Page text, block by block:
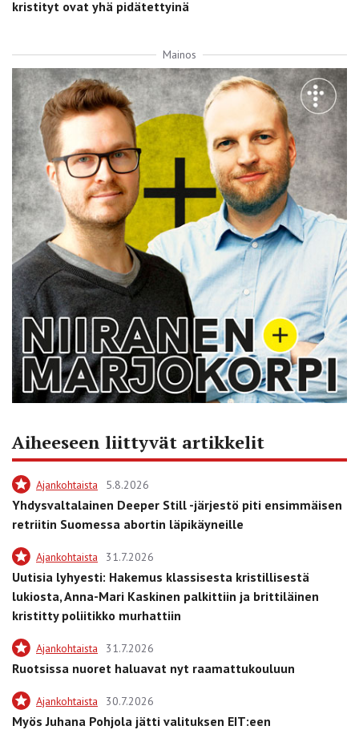
kristityt ovat yhä pidätettyinä
Mainos
Aiheeseen liittyvät artikkelit
Ajankohtaista 5.8.2026
Yhdysvaltalainen Deeper Still -järjestö piti ensimmäisen
retriitin Suomessa abortin läpikäyneille
Ajankohtaista 31.7.2026
Uutisia lyhyesti: Hakemus klassisesta kristillisestä
lukiosta, Anna-Mari Kaskinen palkittiin ja brittiläinen
kristitty poliitikko murhattiin
Ajankohtaista 31.7.2026
Ruotsissa nuoret haluavat nyt raamattukouluun
Ajankohtaista 30.7.2026
Myös Juhana Pohjola jätti valituksen EIT:een